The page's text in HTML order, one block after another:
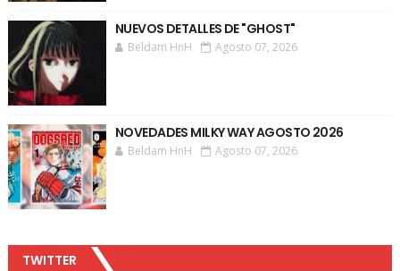
NUEVOS DETALLES DE "GHOST"
Beldam HnH Agosto 07, 2026
NOVEDADES MILKY WAY AGOSTO 2026
Beldam HnH Agosto 07, 2026
TWITTER